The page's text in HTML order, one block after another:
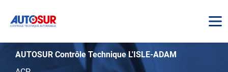
AUTOSUR Contrôle Technique L'ISLE-ADAM